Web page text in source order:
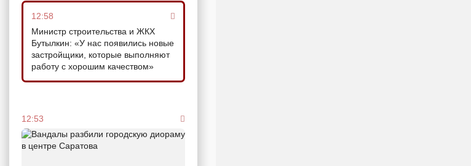
12:58
Министр строительства и ЖКХ
Бутылкин: «У нас появились новые
застройщики, которые выполняют
работу с хорошим качеством»
12:53